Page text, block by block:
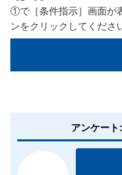
①で［条件指示］画面が
ンをクリックしてくださ
アンケー